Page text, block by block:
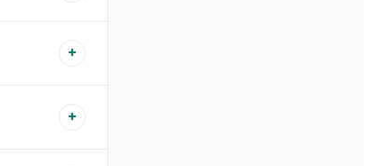
al cliente o
+
+